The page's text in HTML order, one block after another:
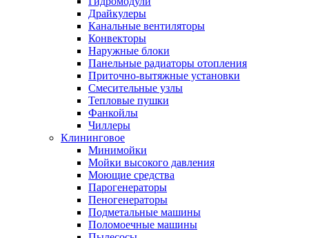
Драйкулеры
Канальные вентиляторы
Конвекторы
Наружные блоки
Панельные радиаторы отопления
Приточно-вытяжные установки
Смесительные узлы
Тепловые пушки
Фанкойлы
Чиллеры
Клининговое
Минимойки
Мойки высокого давления
Моющие средства
Парогенераторы
Пеногенераторы
Подметальные машины
Поломоечные машины